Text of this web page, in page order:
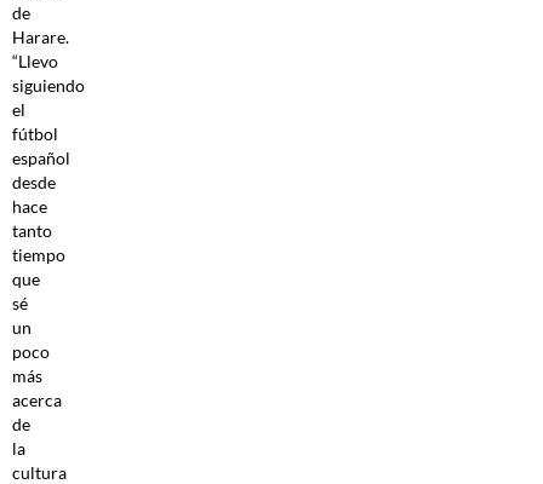
de
Harare.
“Llevo
siguiendo
el
fútbol
español
desde
hace
tanto
tiempo
que
sé
un
poco
más
acerca
de
la
cultura